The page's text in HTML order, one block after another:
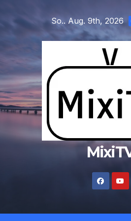
Inhalt
So.. Aug. 9th, 2026